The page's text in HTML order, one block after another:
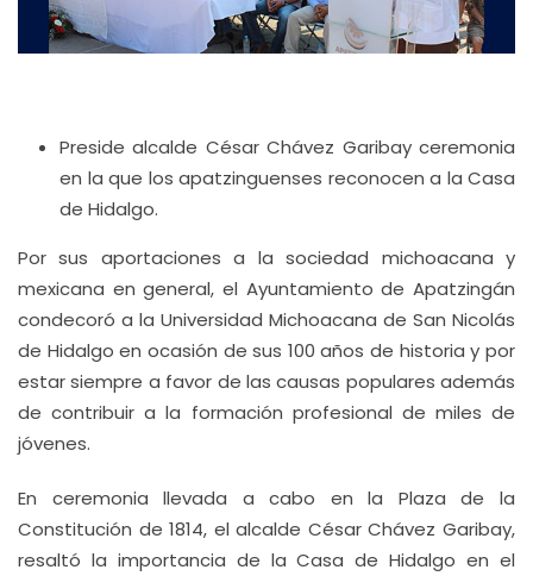
Preside alcalde César Chávez Garibay ceremonia
en la que los apatzinguenses reconocen a la Casa
de Hidalgo.
Por sus aportaciones a la sociedad michoacana y
mexicana en general, el Ayuntamiento de Apatzingán
condecoró a la Universidad Michoacana de San Nicolás
de Hidalgo en ocasión de sus 100 años de historia y por
estar siempre a favor de las causas populares además
de contribuir a la formación profesional de miles de
jóvenes.
En ceremonia llevada a cabo en la Plaza de la
Constitución de 1814, el alcalde César Chávez Garibay,
resaltó la importancia de la Casa de Hidalgo en el